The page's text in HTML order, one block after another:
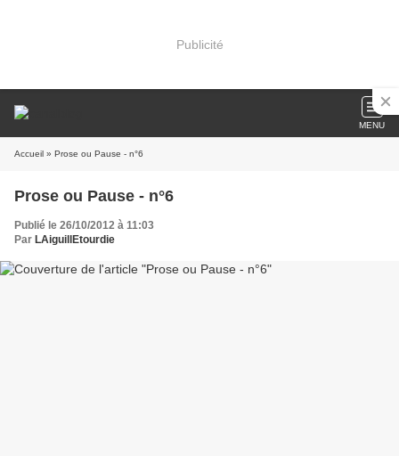
Publicité
MENU
Accueil » Prose ou Pause - n°6
Prose ou Pause - n°6
Publié le 26/10/2012 à 11:03
Par LAiguillEtourdie